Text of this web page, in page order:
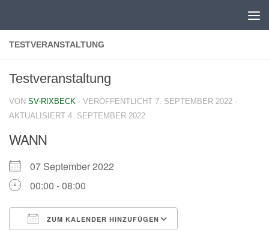
TESTVERANSTALTUNG
Testveranstaltung
VON SV-RIXBECK · VERÖFFENTLICHT 7. SEPTEMBER 2022 ·
AKTUALISIERT 4. SEPTEMBER 2022
WANN
07 September 2022
00:00 - 08:00
ZUM KALENDER HINZUFÜGEN